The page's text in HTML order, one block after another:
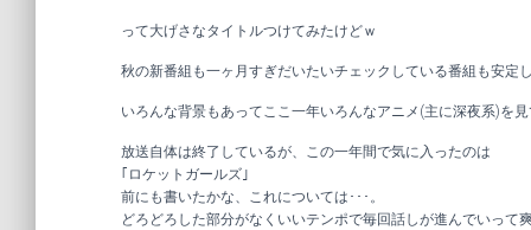
って大げさなタイトルつけてみたけどｗ
秋の新番組も一ヶ月すぎだいたいチェックしている番組も安定
いろんな背景もあってここ一年いろんなアニメ(主に深夜系)を
放送自体は終了しているが、この一年間で気に入ったのは
｢ロケットガールズ｣
前にも書いたかな、これについては･･･。
どろどろした部分がなくいいテンポで毎回話しが進んでいって爽